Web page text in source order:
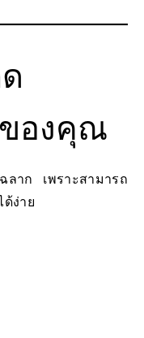
ของคุณ
ลาก เพราะสามารถ
ด้ง่าย